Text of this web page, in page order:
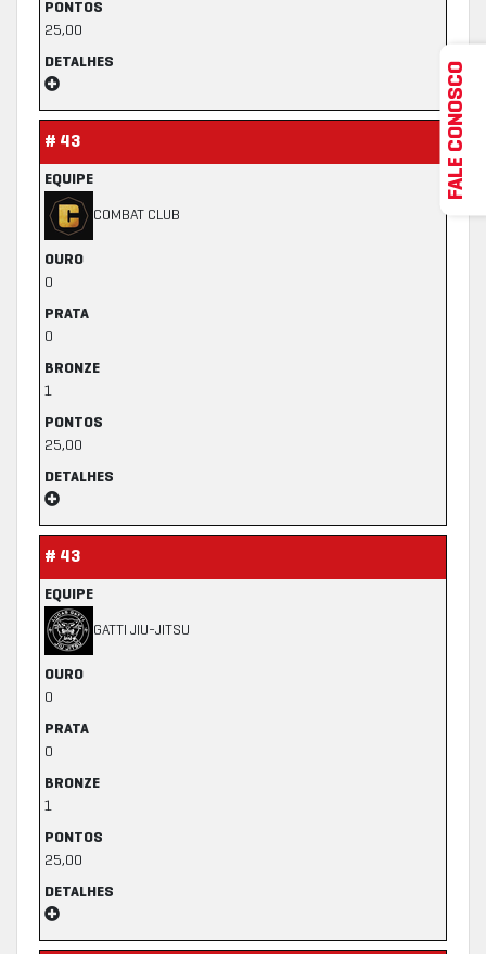
PONTOS
25,00
DETALHES
# 43
EQUIPE
COMBAT CLUB
OURO
0
PRATA
0
BRONZE
1
PONTOS
25,00
DETALHES
# 43
EQUIPE
GATTI JIU-JITSU
OURO
0
PRATA
0
BRONZE
1
PONTOS
25,00
DETALHES
FALE CONOSCO